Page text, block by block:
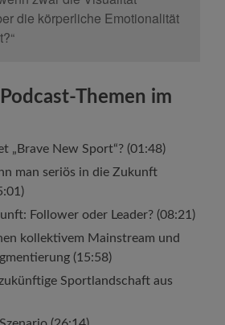
die körperliche Emotionalität
Themen im
„ Brave New Sport“? (01:48)
man seriös in die Zukunft
Follower oder Leader? (08:21)
kollektivem Mainstream und
(15:58)
Sportlandschaft aus